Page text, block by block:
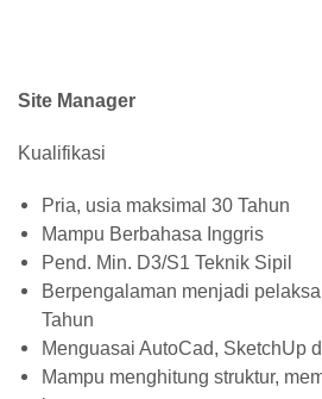
Site Manager
Kualifikasi
Pria, usia maksimal 30 Tahun
Mampu Berbahasa Inggris
Pend. Min. D3/S1 Teknik Sipil
Berpengalaman menjadi
Tahun
Menguasai AutoCad, SketchUp
Mampu menghitung struktur,